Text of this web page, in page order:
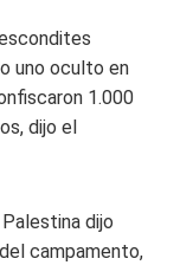
uno oculto en
1.000
dijo el
dijo
campamento,